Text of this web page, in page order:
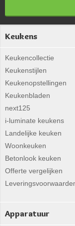
Keukens
Keukencollectie
Keukenstijlen
Keukenopstellingen
Keukenbladen
next125
i-luminate keukens
Landelijke keuken
Woonkeuken
Betonlook keuken
Offerte vergelijken
Apparatuur